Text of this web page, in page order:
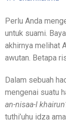
Perlu Anda
untuk suami.
akhirnya melihat
awutan. Betapa
Dalam sebuah
mengenai suatu
an-nisaa-I
tuthi’uhu idza